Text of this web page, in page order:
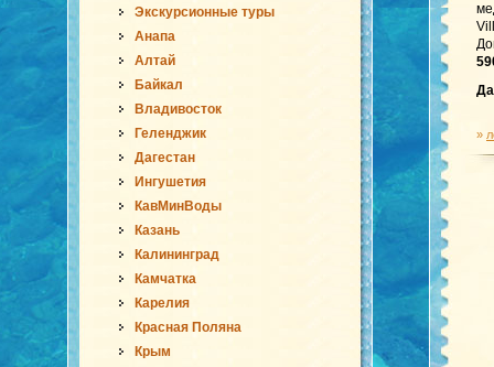
Экскурсионные туры
Анапа
Алтай
Байкал
Владивосток
Геленджик
Дагестан
Ингушетия
КавМинВоды
Казань
Калининград
Камчатка
Карелия
Красная Поляна
Крым
»